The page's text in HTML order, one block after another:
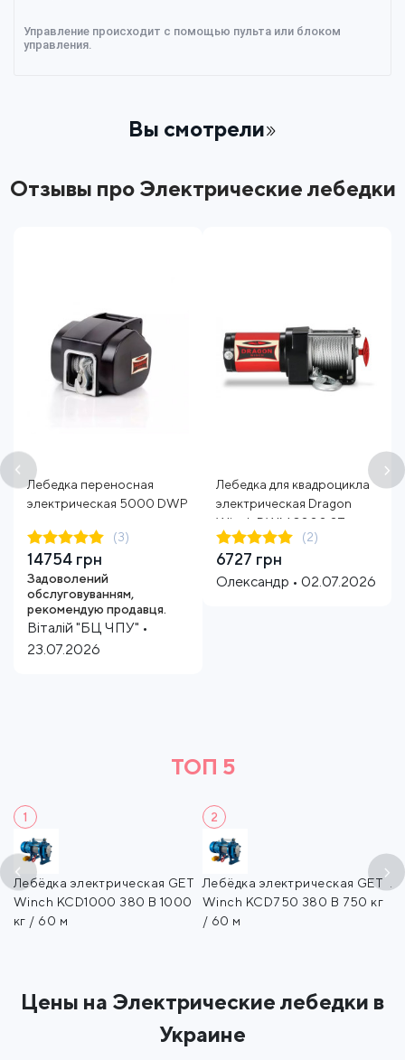
Управление происходит с помощью пульта или блоком
управления.
Вы смотрели
Отзывы про Электрические лебедки
Лебедка переносная
электрическая 5000 DWP
(3)
14754 грн
Задоволений
обслуговуванням,
рекомендую продавця.
Віталій "БЦ ЧПУ" •
23.07.2026
Лебедка для квадроцикла
электрическая Dragon
Winch DWM 3000 ST
(2)
6727 грн
Олександр • 02.07.2026
ТОП 5
1
Лебёдка электрическая GET
Winch KCD1000 380 В 1000
кг / 60 м
2
Лебёдка электрическая GET
Winch KCD750 380 В 750 кг
/ 60 м
Цены на Электрические лебедки в
Украине